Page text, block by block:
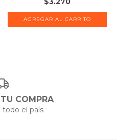
COMPRA
todo el país